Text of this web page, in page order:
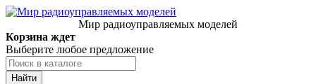
Мир радиоуправляемых моделей
Корзина ждет
Выберите любое предложение
Найти